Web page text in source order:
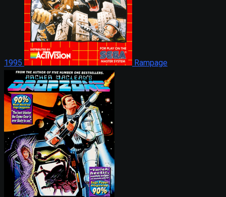
1995 Rampage